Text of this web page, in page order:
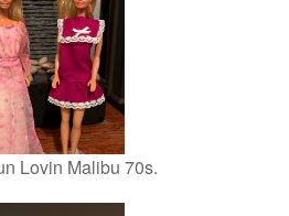
Lovin Malibu 70s.